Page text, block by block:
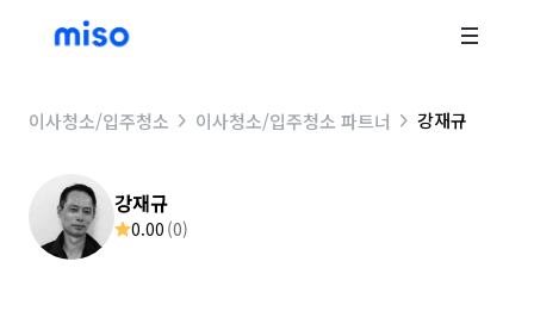
이사청소/입주청소 이사청소/입주청소 파트너 강재규
강재규
0.00 (0)